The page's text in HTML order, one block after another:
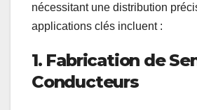
nécessitant une distribution
applications clés incluent :
1. Fabrication de
Conducteurs